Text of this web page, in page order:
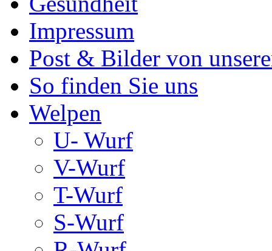
Impressum
Post & Bilder von
So finden Sie uns
Welpen
U- Wurf
V-Wurf
T-Wurf
S-Wurf